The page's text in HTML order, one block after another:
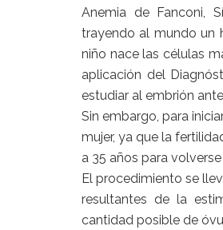
Anemia de Fanconi,
trayendo al mundo un
niño nace las células
aplicación del
estudiar al embrión
Sin embargo, para
mujer, ya que la
a 35 años para
El procedimiento se
resultantes de la
cantidad posible de